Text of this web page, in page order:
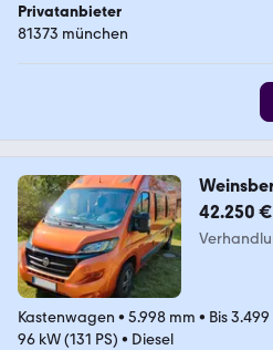
Privatanbieter
81373 münchen
42.250 €
Kastenwagen • 5.998 mm • Bis
96 kW (131 PS) • Diesel